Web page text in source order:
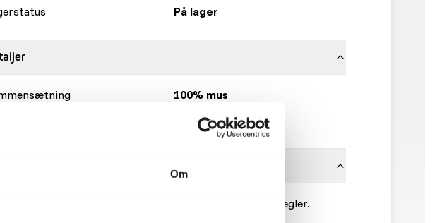
Om
På lager
100% mus
Kiezebrink
er råt dyrefoder. Brug venligst hygiejniske forholdsregler.